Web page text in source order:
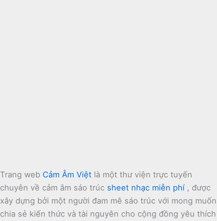
Trang web Cảm Âm Việt là một thư viện trực tuyến
chuyên về cảm âm sáo trúc sheet nhạc miễn phí , được
xây dựng bởi một người đam mê sáo trúc với mong muốn
chia sẻ kiến thức và tài nguyên cho cộng đồng yêu thích